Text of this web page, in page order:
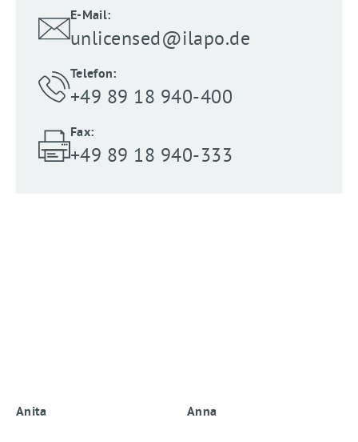
E-Mail:
unlicensed@ilapo.de
Telefon:
+49 89 18 940-400
Fax:
+49 89 18 940-333
Anita Anna